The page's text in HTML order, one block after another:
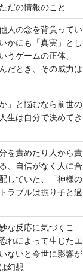
だの情報のこと
人の念を背負ってい
かにも「真実」とし
ゲームの正体、
だとき、その威力は
」と悩むなら前世の
生は自分で決めてき
を責めたり人から責
、自信がなく人に合
していた、「神様の
ラブルは振り子と過
な反応に気づくこ
れによって生じたエ
ないと今世に影響が
幻想